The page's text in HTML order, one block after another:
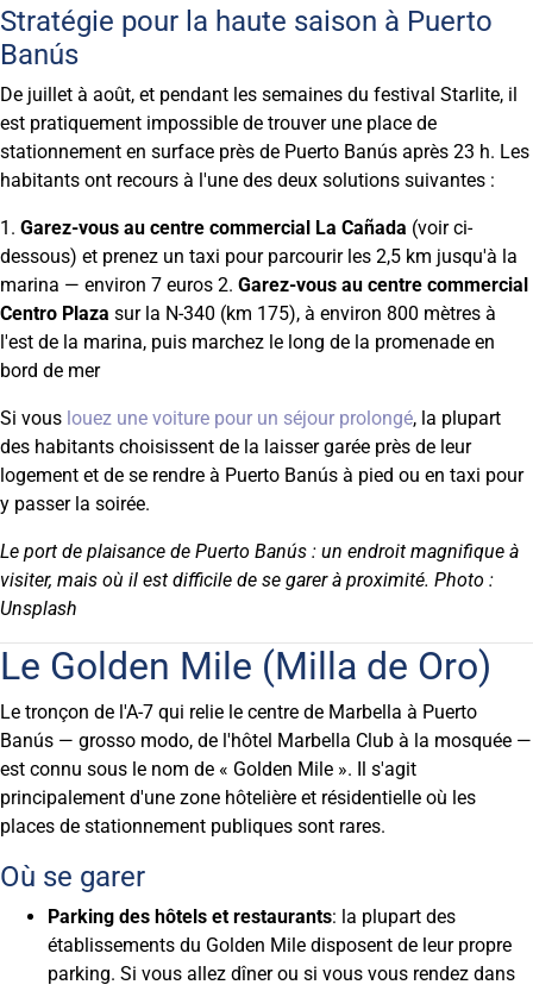
Stratégie pour la haute saison à Puerto
Banús
De juillet à août, et pendant les semaines du festival Starlite, il
est pratiquement impossible de trouver une place de
stationnement en surface près de Puerto Banús après 23 h. Les
habitants ont recours à l'une des deux solutions suivantes :
1. Garez-vous au centre commercial La Cañada (voir ci-
dessous) et prenez un taxi pour parcourir les 2,5 km jusqu'à la
marina — environ 7 euros 2. Garez-vous au centre commercial
Centro Plaza sur la N-340 (km 175), à environ 800 mètres à
l'est de la marina, puis marchez le long de la promenade en
bord de mer
Si vous louez une voiture pour un séjour prolongé, la plupart
des habitants choisissent de la laisser garée près de leur
logement et de se rendre à Puerto Banús à pied ou en taxi pour
y passer la soirée.
Le port de plaisance de Puerto Banús : un endroit magnifique à
visiter, mais où il est difficile de se garer à proximité. Photo :
Unsplash
Le Golden Mile (Milla de Oro)
Le tronçon de l'A-7 qui relie le centre de Marbella à Puerto
Banús — grosso modo, de l'hôtel Marbella Club à la mosquée —
est connu sous le nom de « Golden Mile ». Il s'agit
principalement d'une zone hôtelière et résidentielle où les
places de stationnement publiques sont rares.
Où se garer
Parking des hôtels et restaurants: la plupart des
établissements du Golden Mile disposent de leur propre
parking. Si vous allez dîner ou si vous vous rendez dans